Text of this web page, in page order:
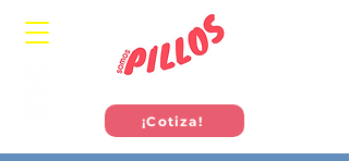
¡Cotiza!